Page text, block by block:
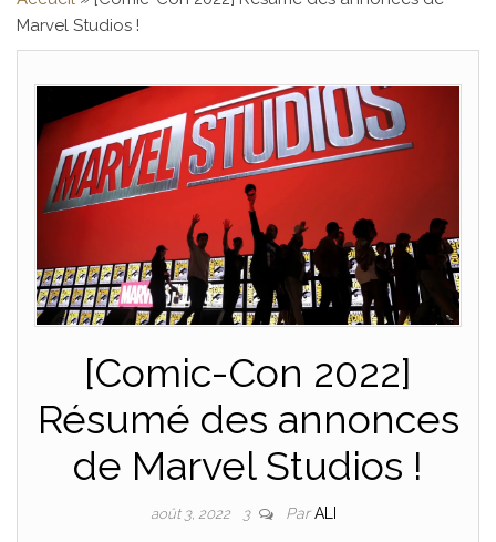
Marvel Studios !
[Comic-Con 2022]
Résumé des annonces
de Marvel Studios !
août 3, 2022 3 ParALI